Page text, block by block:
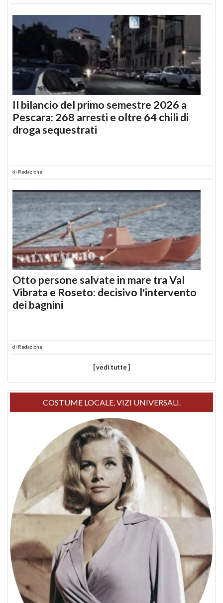
Il bilancio del primo semestre 2026 a
Pescara: 268 arresti e oltre 64 chili di
droga sequestrati
di Redazione
Otto persone salvate in mare tra Val
Vibrata e Roseto: decisivo l'intervento
dei bagnini
di Redazione
[ vedi tutte ]
COSTUME LOCALE, VIZI UNIVERSALI.